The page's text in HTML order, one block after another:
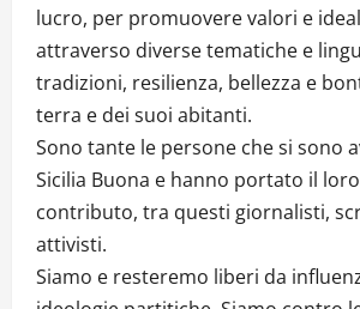
lucro, per promuovere valori e
attraverso diverse tematiche e
tradizioni, resilienza, bellezza e
terra e dei suoi abitanti.
Sono tante le persone che si sono
Sicilia Buona e hanno portato il
contributo, tra questi giornalisti,
attivisti.
Siamo e resteremo liberi da